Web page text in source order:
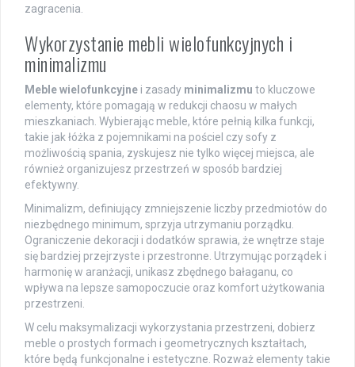
zagracenia.
Wykorzystanie mebli wielofunkcyjnych i
minimalizmu
Meble wielofunkcyjne i zasady minimalizmu to kluczowe
elementy, które pomagają w redukcji chaosu w małych
mieszkaniach. Wybierając meble, które pełnią kilka funkcji,
takie jak łóżka z pojemnikami na pościel czy sofy z
możliwością spania, zyskujesz nie tylko więcej miejsca, ale
również organizujesz przestrzeń w sposób bardziej
efektywny.
Minimalizm, definiujący zmniejszenie liczby przedmiotów do
niezbędnego minimum, sprzyja utrzymaniu porządku.
Ograniczenie dekoracji i dodatków sprawia, że wnętrze staje
się bardziej przejrzyste i przestronne. Utrzymując porządek i
harmonię w aranżacji, unikasz zbędnego bałaganu, co
wpływa na lepsze samopoczucie oraz komfort użytkowania
przestrzeni.
W celu maksymalizacji wykorzystania przestrzeni, dobierz
meble o prostych formach i geometrycznych kształtach,
które będą funkcjonalne i estetyczne. Rozważ elementy takie